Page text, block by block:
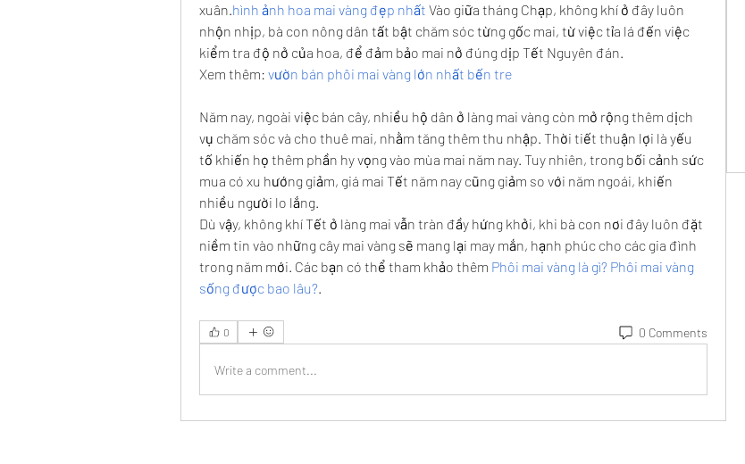
xuân.hình ảnh hoa mai vàng đẹp nhất Vào giữa tháng Chạp, không khí ở đây luôn
nhộn nhịp, bà con nông dân tất bật chăm sóc từng gốc mai, từ việc tỉa lá đến việc
kiểm tra độ nở của hoa, để đảm bảo mai nở đúng dịp Tết Nguyên đán.
Xem thêm: vườn bán phôi mai vàng lớn nhất bến tre
Năm nay, ngoài việc bán cây, nhiều hộ dân ở làng mai vàng còn mở rộng thêm dịch
vụ chăm sóc và cho thuê mai, nhằm tăng thêm thu nhập. Thời tiết thuận lợi là yếu
tố khiến họ thêm phần hy vọng vào mùa mai năm nay. Tuy nhiên, trong bối cảnh sức
mua có xu hướng giảm, giá mai Tết năm nay cũng giảm so với năm ngoái, khiến
nhiều người lo lắng.
Dù vậy, không khí Tết ở làng mai vẫn tràn đầy hứng khởi, khi bà con nơi đây luôn đặt
niềm tin vào những cây mai vàng sẽ mang lại may mắn, hạnh phúc cho các gia đình
trong năm mới. Các bạn có thể tham khảo thêm Phôi mai vàng là gì? Phôi mai vàng
sống được bao lâu?.
0 0 Comments
Write a comment...